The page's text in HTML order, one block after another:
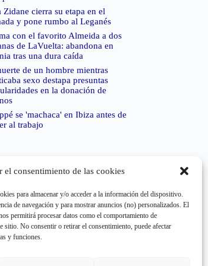
el consentimiento de las cookies
para almacenar y/o acceder a la información del dispositivo.
de navegación y para mostrar anuncios (no) personalizados. El
permitirá procesar datos como el comportamiento de
sitio. No consentir o retirar el consentimiento, puede afectar
y funciones.
Zidane cierra su etapa en el
y pone rumbo al Leganés
con el favorito Almeida a dos
de LaVuelta: abandona en
tras una dura caída
de un hombre mientras
sexo destapa presuntas
en la donación de
se 'machaca' en Ibiza antes de
al trabajo
unsupported status code